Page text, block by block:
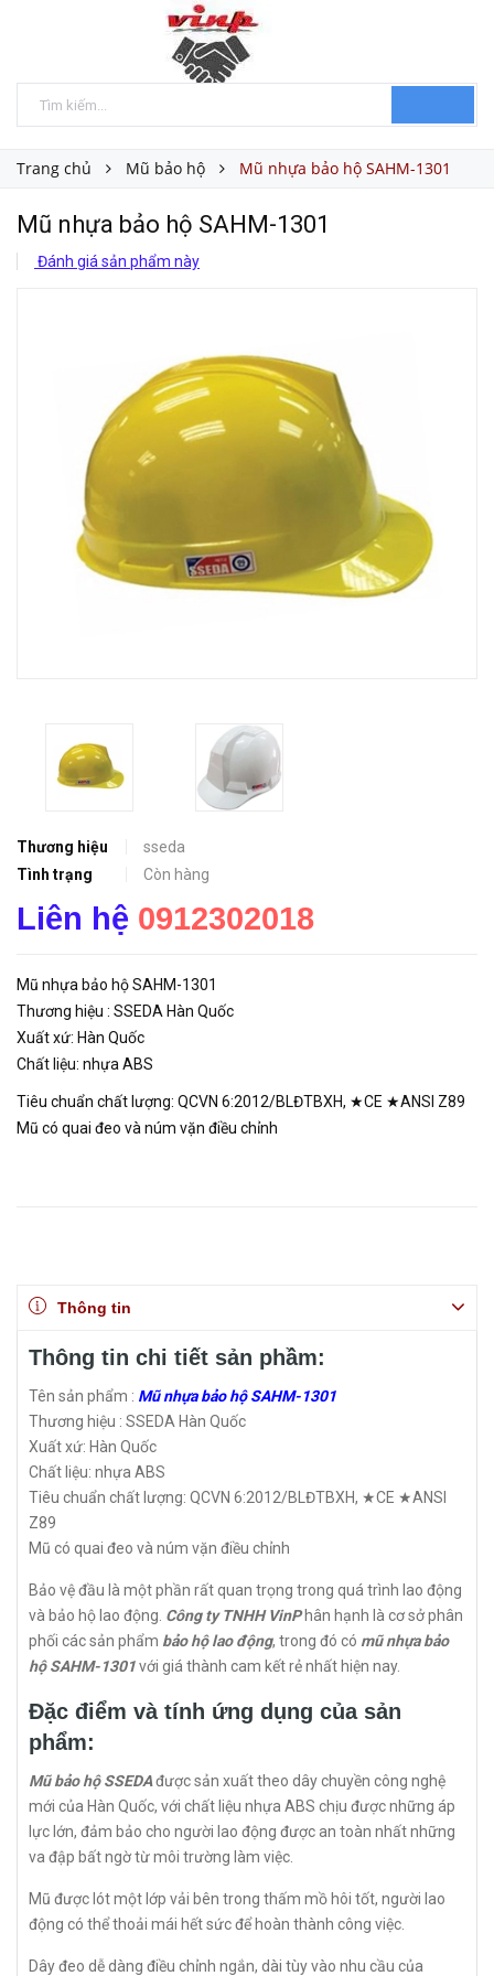
Trang chủ Mũ bảo hộ Mũ nhựa bảo hộ SAHM-1301
Mũ nhựa bảo hộ SAHM-1301
Đánh giá sản phẩm này
Thương hiệu
sseda
Tình trạng
Còn hàng
Liên hệ 0912302018
Mũ nhựa bảo hộ SAHM-1301
Thương hiệu : SSEDA Hàn Quốc
Xuất xứ: Hàn Quốc
Chất liệu: nhựa ABS
Tiêu chuẩn chất lượng: QCVN 6:2012/BLĐTBXH, ★CE ★ANSI Z89
Mũ có quai đeo và núm vặn điều chỉnh
Thông tin
Thông tin chi tiết sản phầm:
Tên sản phẩm : Mũ nhựa bảo hộ SAHM-1301
Thương hiệu : SSEDA Hàn Quốc
Xuất xứ: Hàn Quốc
Chất liệu: nhựa ABS
Tiêu chuẩn chất lượng: QCVN 6:2012/BLĐTBXH, ★CE ★ANSI
Z89
Mũ có quai đeo và núm vặn điều chỉnh
Bảo vệ đầu là một phần rất quan trọng trong quá trình lao động
và bảo hộ lao động. Công ty TNHH VinPhân hạnh là cơ sở phân
phối các sản phẩm bảo hộ lao động, trong đó có mũ nhựa bảo
hộ SAHM-1301với giá thành cam kết rẻ nhất hiện nay.
Đặc điểm và tính ứng dụng của sản
phẩm:
Mũ bảo hộ SSEDAđược sản xuất theo dây chuyền công nghệ
mới của Hàn Quốc, với chất liệu nhựa ABS chịu được những áp
lực lớn, đảm bảo cho người lao động được an toàn nhất những
va đập bất ngờ từ môi trường làm việc.
Mũ được lót một lớp vải bên trong thấm mồ hôi tốt, người lao
động có thể thoải mái hết sức để hoàn thành công việc.
Dây đeo dễ dàng điều chỉnh ngắn, dài tùy vào nhu cầu của